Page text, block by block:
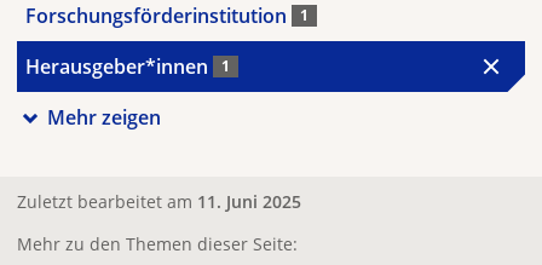
Forschungsförderinstitution 1
Herausgeber*innen 1
Mehr zeigen
Zuletzt bearbeitet am 11. Juni 2025
Mehr zu den Themen dieser Seite: